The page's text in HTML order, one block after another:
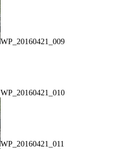
WP_20160421_009
WP_20160421_010
WP_20160421_011